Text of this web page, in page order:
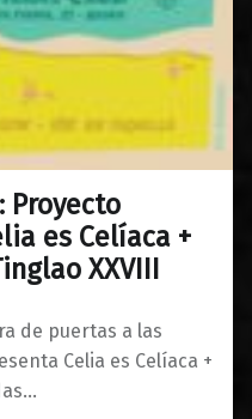
Proyecto
es Celíaca +
XXVIII
de puertas a las
Celia es Celíaca +